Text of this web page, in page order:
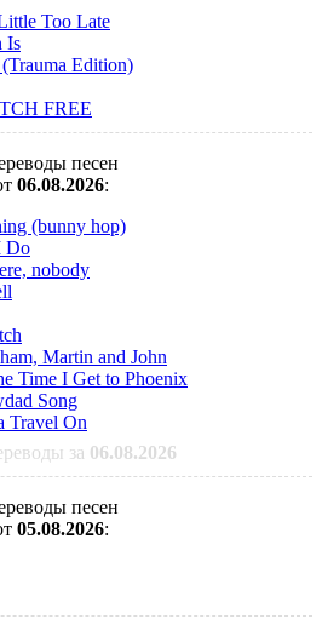
Too Late
Is
Edition)
FREE
песен
06.08.2026:
(bunny hop)
Do
nobody
Martin and John
Time I Get to Phoenix
Song
Travel On
за 06.08.2026
песен
05.08.2026: